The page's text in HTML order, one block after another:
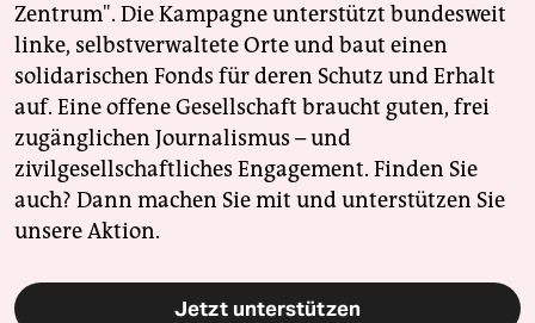
Zentrum". Die Kampagne unterstützt bundesweit
linke, selbstverwaltete Orte und baut einen
solidarischen Fonds für deren Schutz und Erhalt
auf. Eine offene Gesellschaft braucht guten, frei
zugänglichen Journalismus – und
zivilgesellschaftliches Engagement. Finden Sie
auch? Dann machen Sie mit und unterstützen Sie
unsere Aktion.
Jetzt unterstützen